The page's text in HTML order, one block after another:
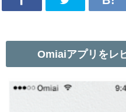
Omiaiアプリをレ